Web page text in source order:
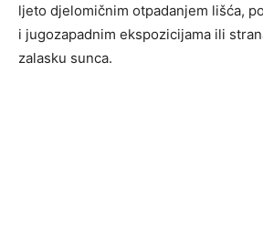
ljeto djelomičnim otpadanjem lišća,
i jugozapadnim ekspozicijama ili
zalasku sunca.